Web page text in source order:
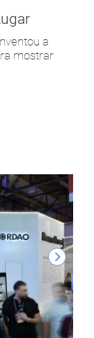
a
mostrar